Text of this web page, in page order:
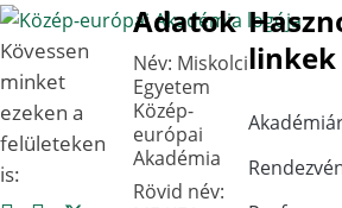
Kövessen
minket
ezeken a
felületeken
is:
Adatok
Név: Miskolci
Egyetem
Közép-
európai
Akadémia
Rövid név:
linkek